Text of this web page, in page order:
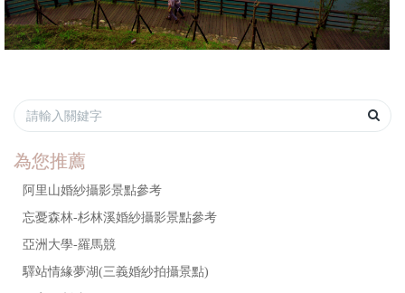
為您推薦
阿里山婚紗攝影景點參考
忘憂森林-杉林溪婚紗攝影景點參考
亞洲大學-羅馬競
驛站情緣夢湖(三義婚紗拍攝景點)